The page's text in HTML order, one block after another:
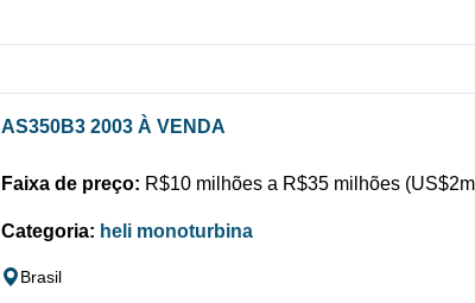
AS350B3 2003 À VENDA
Faixa de preço: R$10 milhões a R$35 milhões
Categoria: heli monoturbina
Brasil